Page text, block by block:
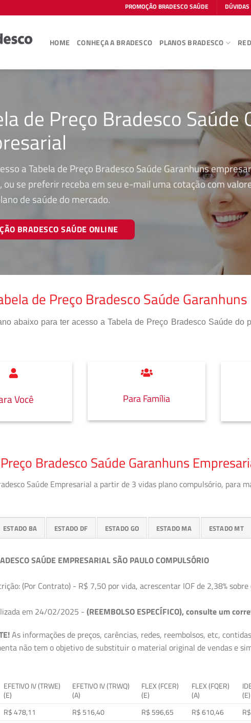
PROMOÇÃO BRADESCO SAÚDE
HOME CONHEÇA A BRADESCO PLANOS BRADESCO
de Preço Bradesco Saúde
a Tabela de Preço Bradesco Saúde Garanhuns
ou se preferir receba em seu e-mail uma cotação com
de saúde do mercado.
BRADESCO SAÚDE ONLINE
de Preço Bradesco Saúde Garanhuns
abaixo para ter acesso a Tabela de Preço Bradesco Saúde do
Você Para Família
Bradesco Saúde Garanhuns
Saúde Empresarial a partir de 3 vidas plano compulsório, para
ESTADO BA ESTADO DF ESTADO GO ESTADO MA ESTADO MT
SAÚDE EMPRESARIAL SÃO PAULO COMPULSÓRIO
(Por Contrato) - R$ 7,50 por vida, acrescentar IOF de 2,38%
em 24/02/2025 - (REEMBOLSO ESPECÍFICO), consulte um
As informações de preços, carências, redes, reembolsos, etc,
não tem o objetivo de substituir o material original de vendas e
EFETIVO IV (TRWE)
(E)
EFETIVO IV (TRWQ)
(A)
FLEX (FCER)
(E)
FLEX (FQER)
(A)
(E)
R$ 478,11 R$ 516,40 R$ 596,65 R$ 610,46